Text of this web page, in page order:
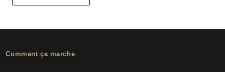
Comment ça marche